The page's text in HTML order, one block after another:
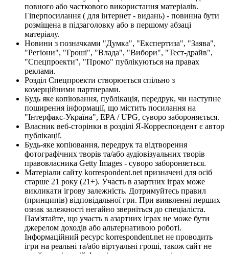
повного або часткового використання матеріалів.
Гіперпосилання ( для інтернет - видань) - повинна бути
розміщена в підзаголовку або в першому абзаці
матеріалу.
Новини з позначками "Думка", "Експертиза", "Заява",
"Регіони", "Гроші", "Влада", "Вибори", "Тест-драйв",
"Спецпроекти", "Промо" публікуються на правах
реклами.
Розділ Спецпроекти створюється спільно з
комерційними партнерами.
Будь яке копіювання, публікація, передрук, чи наступне
поширення інформації, що містить посилання на
"Інтерфакс-Україна", EPA / UPG, суворо забороняється.
Власник веб-сторінки в розділі Я-Корреспондент є автор
публікації.
Будь-яке копіювання, передрук та відтворення
фотографічних творів та/або аудіовізуальних творів
правовласника Getty Images - суворо забороняється.
Матеріали сайту korrespondent.net призначені для осіб
старше 21 року (21+). Участь в азартних іграх може
викликати ігрову залежність. Дотримуйтесь правил
(принципів) відповідальної гри. При виявленні перших
ознак залежності негайно зверніться до спеціаліста.
Пам'ятайте, що участь в азартних іграх не може бути
джерелом доходів або альтернативою роботі.
Інформаційний ресурс korrespondent.net не проводить
ігри на реальні та/або віртуальні гроші, також сайт не